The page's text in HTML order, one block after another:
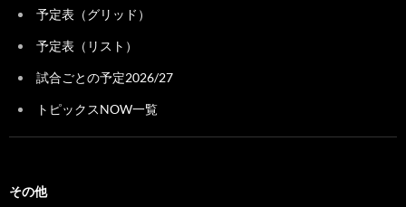
予定表（グリッド）
予定表（リスト）
試合ごとの予定2026/27
トピックスNOW一覧
その他